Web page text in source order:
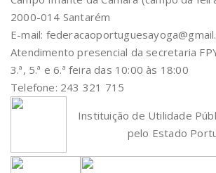
2000-014 Santarém
E-mail:
Atendimento presencial da secretaria
3.ª, 5.ª e 6.ª feira das 10:00 às 18:00
Telefone: 243 321 715
Instituição de Utilidade
pelo Estado